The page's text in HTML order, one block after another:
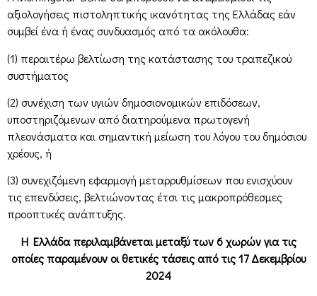
αξιολογήσεις πιστοληπτικής ικανότητας της Ελλάδας εάν
συμβεί ένα ή ένας συνδυασμός από τα ακόλουθα:
(1) περαιτέρω βελτίωση της κατάστασης του τραπεζικού
συστήματος
(2) συνέχιση των υγιών δημοσιονομικών επιδόσεων,
υποστηριζόμενων από διατηρούμενα πρωτογενή
πλεονάσματα και σημαντική μείωση του λόγου του δημόσιου
χρέους, ή
(3) συνεχιζόμενη εφαρμογή μεταρρυθμίσεων που ενισχύουν
τις επενδύσεις, βελτιώνοντας έτσι τις μακροπρόθεσμες
προοπτικές ανάπτυξης.
H Eλλάδα περιλαμβάνεται μεταξύ των 6 χωρών για τις
οποίες παραμένουν οι θετικές τάσεις από τις 17 Δεκεμβρίου
2024